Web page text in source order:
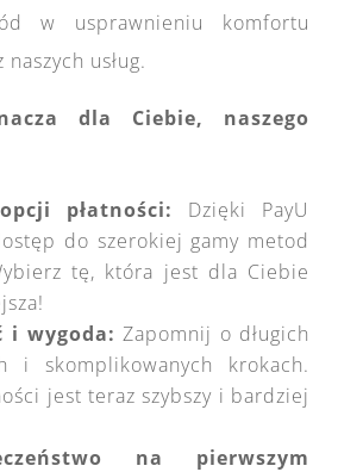
w usprawnieniu komfortu
usług.
dla Ciebie, naszego
płatności: Dzięki PayU
do szerokiej gamy metod
tę, która jest dla Ciebie
i wygoda: Zapomnij o długich
i skomplikowanych krokach.
jest teraz szybszy i bardziej
na pierwszym